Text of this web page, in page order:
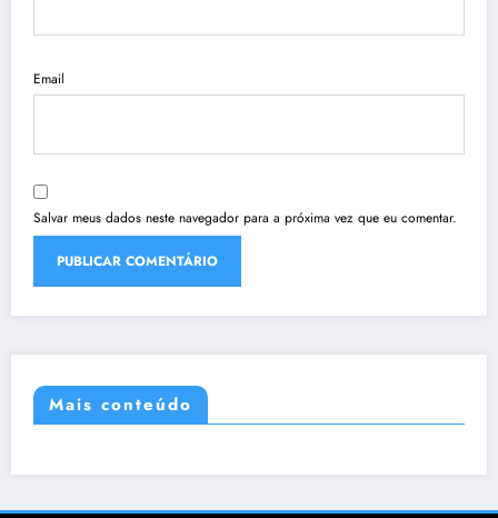
Email
Salvar meus dados neste navegador para a próxima vez que eu comentar.
Mais conteúdo